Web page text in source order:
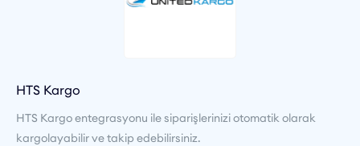
HTS Kargo
HTS Kargo entegrasyonu ile siparişlerinizi otomatik olarak
kargolayabilir ve takip edebilirsiniz.